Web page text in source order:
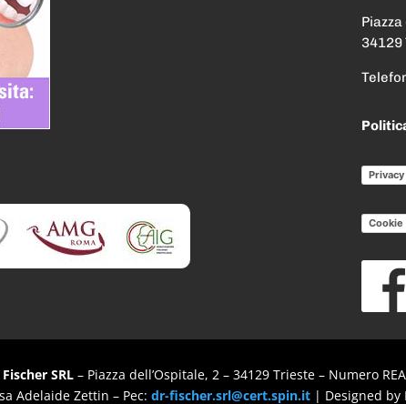
34129
Cookie
SRL – Piazza dell’Ospitale, 2 – 34129 Trieste – Numero
Adelaide Zettin – Pec:dr-fischer.srl@cert.spin.it | Designed by